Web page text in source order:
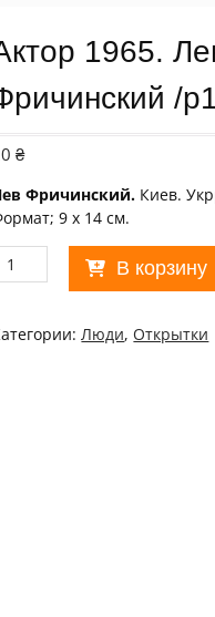
1965.
/
₴
Фричинский. Киев.
9 х 14 см.
Количество
В корзину
Люди, Открытки